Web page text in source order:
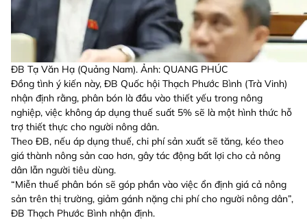
ĐB Tạ Văn Hạ (Quảng Nam). Ảnh: QUANG PHÚC
Đồng tình ý kiến này, ĐB Quốc hội Thạch Phước Bình (Trà Vinh)
nhận định rằng, phân bón là đầu vào thiết yếu trong nông
nghiệp, việc không áp dụng thuế suất 5% sẽ là một hình thức hỗ
trợ thiết thực cho người nông dân.
Theo ĐB, nếu áp dụng thuế, chi phí sản xuất sẽ tăng, kéo theo
giá thành nông sản cao hơn, gây tác động bất lợi cho cả nông
dân lẫn người tiêu dùng.
“Miễn thuế phân bón sẽ góp phần vào việc ổn định giá cả nông
sản trên thị trường, giảm gánh nặng chi phí cho người nông dân”,
ĐB Thạch Phước Bình nhận định.